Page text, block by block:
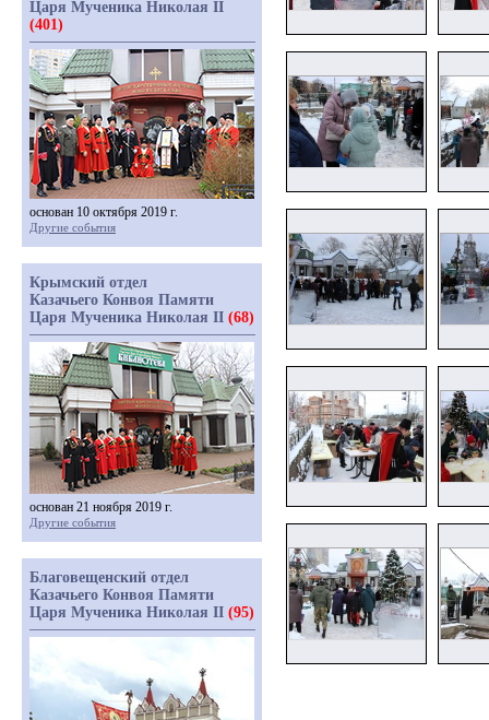
Царя Мученика Николая II
(401)
основан 10 октября 2019 г.
Другие события
Крымский отдел
Казачьего Конвоя Памяти
Царя Мученика Николая II (68)
основан 21 ноября 2019 г.
Другие события
Благовещенский отдел
Казачьего Конвоя Памяти
Царя Мученика Николая II (95)